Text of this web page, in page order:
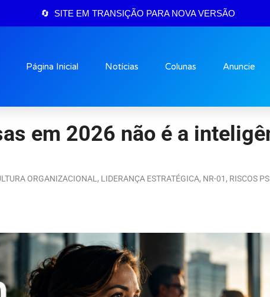
🔄 SITE EM TRANSIÇÃO PARA NOVA VERSÃO
Página Inicial Notícias Colunas Anuncie
em 2026 não é a
ORGANIZACIONAL , LIDERANÇA ESTRATÉGICA, NR-01 , RISCOS